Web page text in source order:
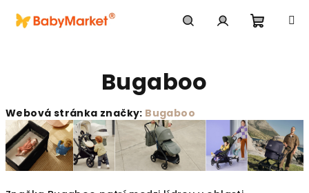
Bugaboo
Webová stránka značky: Bugaboo